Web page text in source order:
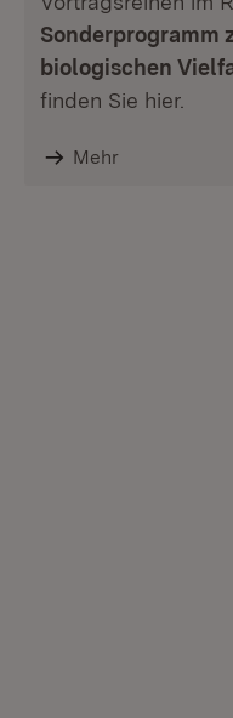
Sonderprogramm
biologischen
finden Sie hier.
Mehr